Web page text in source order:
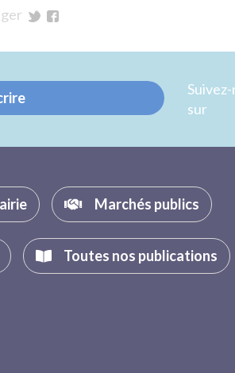
Twitter
Facebook
sur
Marchés publics
Toutes nos publications